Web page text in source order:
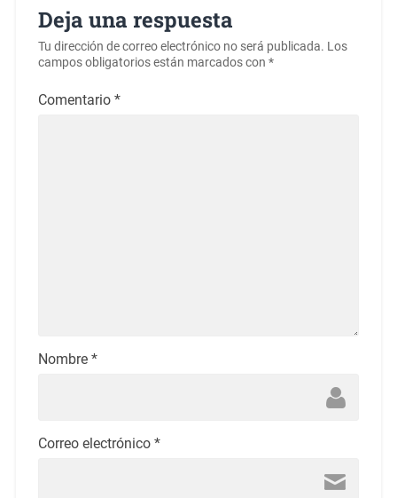
Deja una respuesta
Tu dirección de correo electrónico no será publicada. Los
campos obligatorios están marcados con *
Comentario *
Nombre *
Correo electrónico *